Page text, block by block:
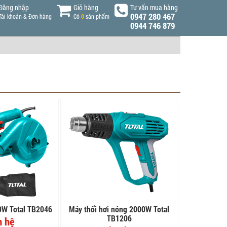
nhập
khoản & Đơn hàng
Giỏ hàng
Có0sản phẩm
Tư vấn mua hàng
0947 280 467
0944 746 879
Total TB2046
hệ
Máy thổi hơi nóng 2000W Total
TB1206